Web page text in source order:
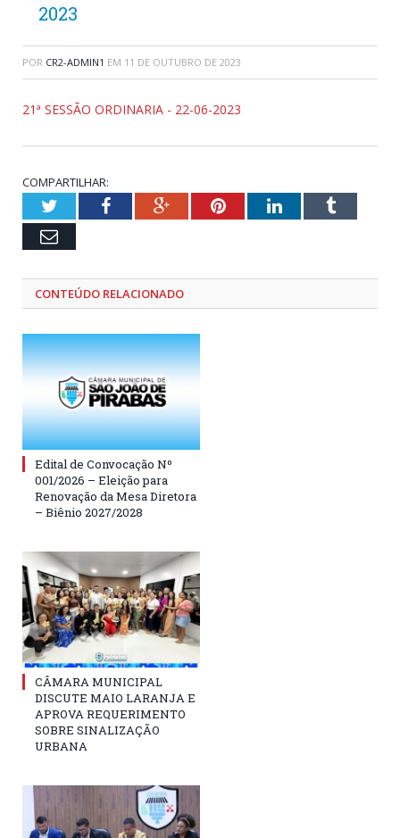
2023
POR CR2-ADMIN1 EM 11 DE OUTUBRO DE 2023
21ª SESSÃO ORDINARIA - 22-06-2023
COMPARTILHAR:
TwitterFacebookGoogle+PinterestLinkedInTumblr
Email
CONTEÚDO RELACIONADO
Edital de Convocação Nº
001/2026 – Eleição para
Renovação da Mesa Diretora
– Biênio 2027/2028
CÂMARA MUNICIPAL
DISCUTE MAIO LARANJA E
APROVA REQUERIMENTO
SOBRE SINALIZAÇÃO
URBANA